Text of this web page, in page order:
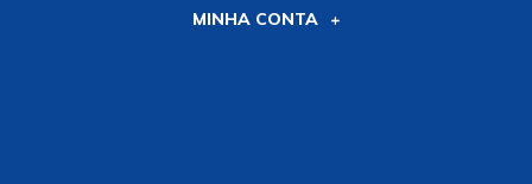
MINHA CONTA